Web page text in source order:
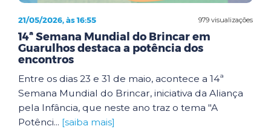
979 visualizações
21/05/2026, às 16:55
14ª Semana Mundial do Brincar em
Guarulhos destaca a potência dos
encontros
Entre os dias 23 e 31 de maio, acontece a 14ª
Semana Mundial do Brincar, iniciativa da Aliança
pela Infância, que neste ano traz o tema "A
Potênci... [saiba mais]